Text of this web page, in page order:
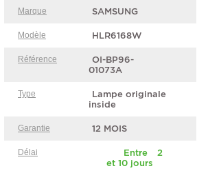
Marque SAMSUNG
Modèle HLR6168W
Référence
OI-BP96-
01073A
Type
Lampe originale
inside
Garantie 12 MOIS
Délai
Entre 2
et 10 jours